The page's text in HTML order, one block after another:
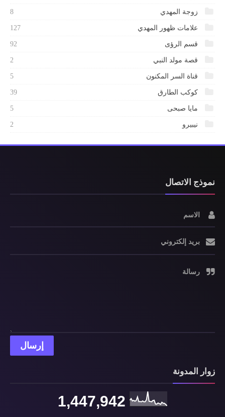
زوجة المهدي 8
علامات ظهور المهدي 127
قسم الرؤى 92
قصة مولد النبي 2
قناة السر المكنون 5
كوكب الطارق 39
مايا صبحى 5
نيبيرو 2
نموذج الاتصال
الاسم
بريد إلكتروني
رسالة
زوار المدونة
1,447,942